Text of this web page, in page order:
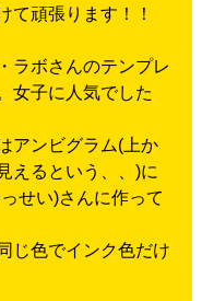
て頑張ります！！
ラボさんのテンプレ
女子に人気でした
アンビグラム(上か
えるという、、)に
せい)さんに作って
じ色でインク色だけ